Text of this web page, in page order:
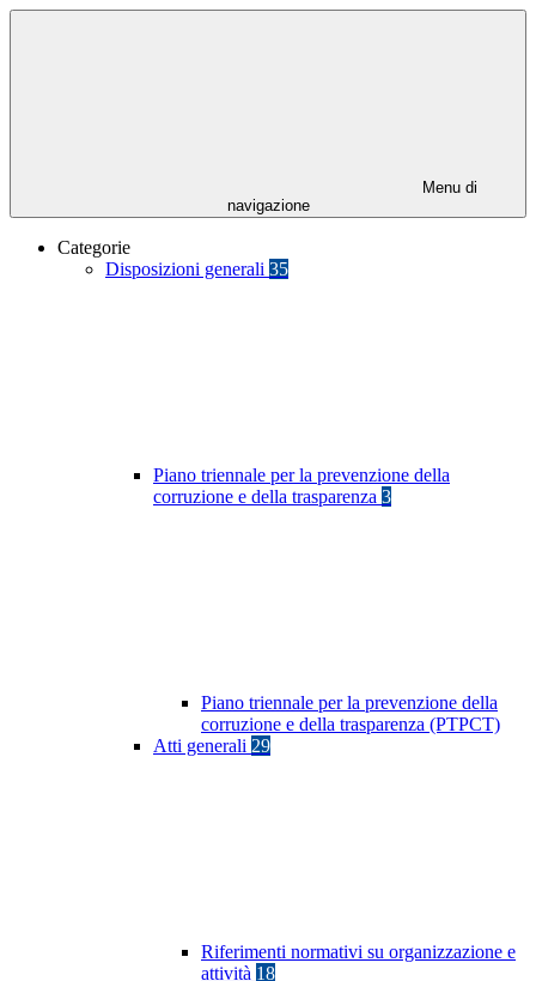
Menu di
navigazione
Categorie
Disposizioni generali 35
Piano triennale per la prevenzione della
corruzione e della trasparenza 3
Piano triennale per la prevenzione della
corruzione e della trasparenza (PTPCT)
Atti generali 29
Riferimenti normativi su organizzazione e
attività 18